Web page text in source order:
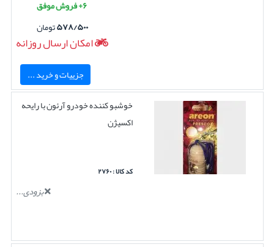
۶+ فروش موفق
۵۷۸/۵۰۰تومان
امکان ارسال روزانه
جزییات و خرید ...
خوشبو کننده خودرو آرئون با رایحه
اکسیژن
کد کالا : ۲۷۶۰
بزودی...